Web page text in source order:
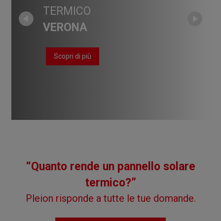
TERMICO
SIRMIONE
Scopri di più
TERMICO
CATTOLICA
Scopri di più
TERMICO
SIRMIONE
Scopri di più
TERMICO
VERONA
Scopri di più
TERMICO
CALABRIA
Scopri di più
TERMICO
VERONA
Scopri di più
“Quanto rende un pannello solare
termico?”
Pleion risponde a tutte le tue domande.